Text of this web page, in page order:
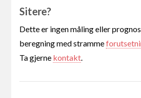
Sitere?
Dette er ingen måling eller
beregning med stramme
Ta gjerne kontakt.